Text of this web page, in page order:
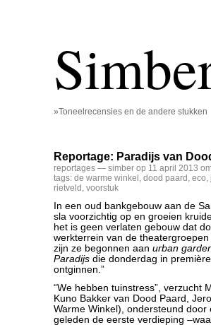
»Toneelrecensies en de andere stukken
Reportage: Paradijs van
reportages — simber op 11 april 2013
tags: de warme winkel , dood paard , eco,
rietveld , voorstuk
In een oud bankgebouw aan de
sla voorzichtig op en groeien
het is geen verlaten gebouw dat
werkterrein van de
zijn ze begonnen aan urban
Paradijs die donderdag in
ontginnen.”
“We hebben tuinstress”, verzucht
Kuno Bakker van Dood Paard,
Warme Winkel), ondersteund
geleden de eerste verdieping